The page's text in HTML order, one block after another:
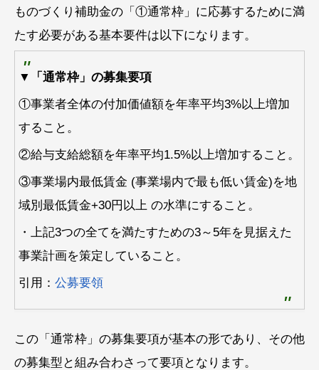
ものづくり補助金の「①通常枠」に応募するために満
たす必要がある基本要件は以下になります。
▼「通常枠」の募集要項
①事業者全体の付加価値額を年率平均3%以上増加
すること。
②給与支給総額を年率平均1.5%以上増加すること。
③事業場内最低賃金 (事業場内で最も低い賃金)を地
域別最低賃金+30円以上 の水準にすること。
・上記3つの全てを満たすための3～5年を見据えた
事業計画を策定していること。
引用： 公募要領
この「通常枠」の募集要項が基本の形であり、その他
の募集型と組み合わさって要項となります。